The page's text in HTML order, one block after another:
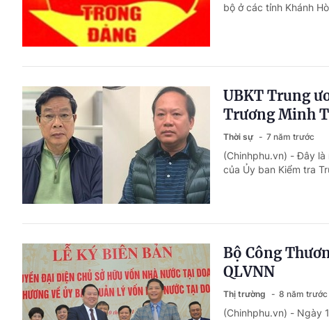
bộ ở các tỉnh Khánh
UBKT Trung
Trương Minh
Thời sự 7 năm trước
(Chinhphu.vn) - Đây
của Ủy ban Kiểm tra
Bộ Công
QLVNN
Thị trường 8 năm trước
(Chinhphu.vn) - Ngày